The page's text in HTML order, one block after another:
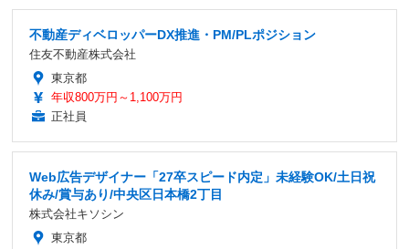
不動産ディベロッパーDX推進・PM/PLポジション
住友不動産株式会社
東京都
年収800万円～1,100万円
正社員
Web広告デザイナー「27卒スピード内定」未経験OK/土日祝
休み/賞与あり/中央区日本橋2丁目
株式会社キソシン
東京都